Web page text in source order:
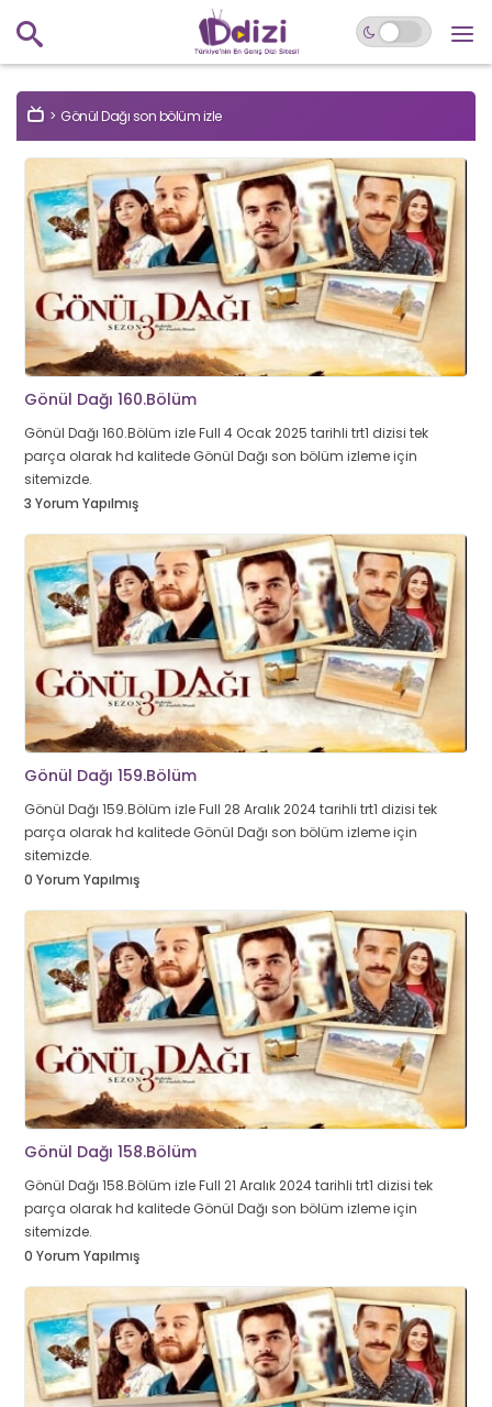
Gönül Dağı son bölüm izle
Gönül Dağı 160.Bölüm
Gönül Dağı 160.Bölüm izle Full 4 Ocak 2025 tarihli trt1 dizisi tek
parça olarak hd kalitede Gönül Dağı son bölüm izleme için
sitemizde.
3 Yorum Yapılmış
Gönül Dağı 159.Bölüm
Gönül Dağı 159.Bölüm izle Full 28 Aralık 2024 tarihli trt1 dizisi tek
parça olarak hd kalitede Gönül Dağı son bölüm izleme için
sitemizde.
0 Yorum Yapılmış
Gönül Dağı 158.Bölüm
Gönül Dağı 158.Bölüm izle Full 21 Aralık 2024 tarihli trt1 dizisi tek
parça olarak hd kalitede Gönül Dağı son bölüm izleme için
sitemizde.
0 Yorum Yapılmış